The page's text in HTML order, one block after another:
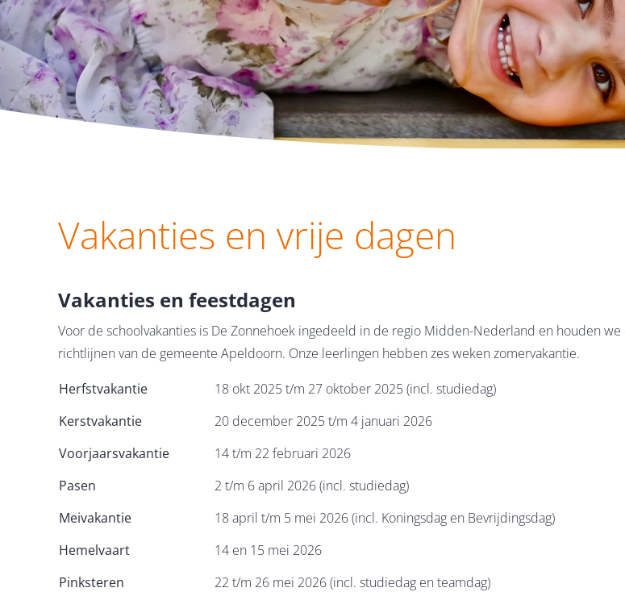
Vakanties en vrije dagen
Vakanties en feestdagen
Voor de schoolvakanties is De Zonnehoek ingedeeld in de regio Midden-Nederland en houden we
richtlijnen van de gemeente Apeldoorn. Onze leerlingen hebben zes weken zomervakantie.
Herfstvakantie
18 okt 2025 t/m 27 oktober 2025 (incl. studiedag)
Kerstvakantie
20 december 2025 t/m 4 januari 2026
Voorjaarsvakantie
14 t/m 22 februari 2026
Pasen
2 t/m 6 april 2026 (incl. studiedag)
Meivakantie
18 april t/m 5 mei 2026 (incl. Koningsdag en Bevrijdingsdag)
Hemelvaart
14 en 15 mei 2026
Pinksteren
22 t/m 26 mei 2026 (incl. studiedag en teamdag)